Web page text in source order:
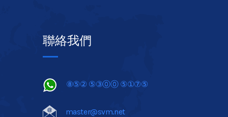
聯絡我們
⑧⑤② ⑤③⓪⓪ ⑤①⑦⑤
master@svm.net